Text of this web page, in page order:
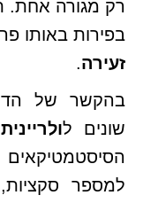
רק מגורה אחת.
בפירות באותו
זעירה.
בהקשר של
שונים ל
למספר